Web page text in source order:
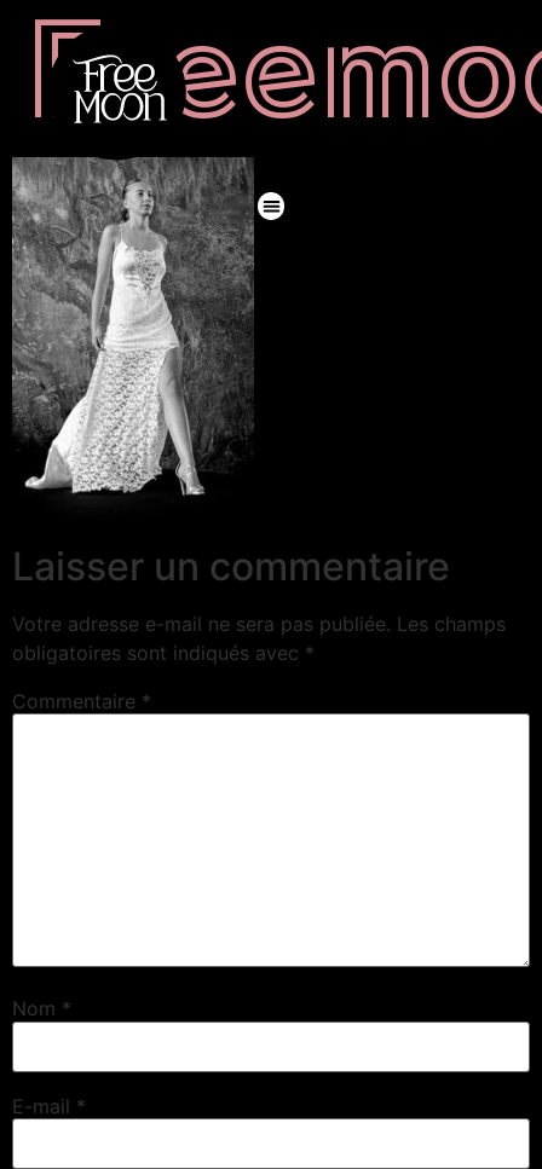
Laisser un commentaire
Votre adresse e-mail ne sera pas publiée. Les champs
obligatoires sont indiqués avec *
Commentaire *
Nom *
E-mail *